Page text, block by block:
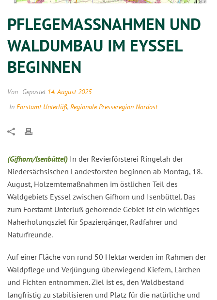
PFLEGEMASSNAHMEN UND W
ALDUMBAU IM EYSSEL B
EGINNEN
Von Gepostet 14. August 2025
In Forstamt Unterlüß, Regionale Presseregion Nordost
(Gifhorn/Isenbüttel) In der Revierförsterei Ringelah der
Niedersächsischen Landesforsten beginnen ab Montag, 18.
August, Holzerntemaßnahmen im östlichen Teil des
Waldgebiets Eyssel zwischen Gifhorn und Isenbüttel. Das
zum Forstamt Unterlüß gehörende Gebiet ist ein wichtiges
Naherholungsziel für Spaziergänger, Radfahrer und
Naturfreunde.
Auf einer Fläche von rund 50 Hektar werden im Rahmen der
Waldpflege und Verjüngung überwiegend Kiefern, Lärchen
und Fichten entnommen. Ziel ist es, den Waldbestand
langfristig zu stabilisieren und Platz für die natürliche und